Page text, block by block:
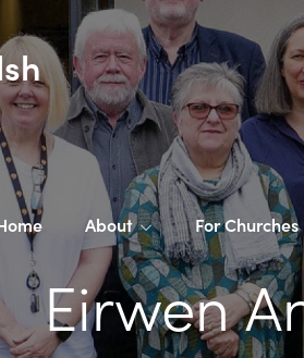
About For Churches
Eirwen